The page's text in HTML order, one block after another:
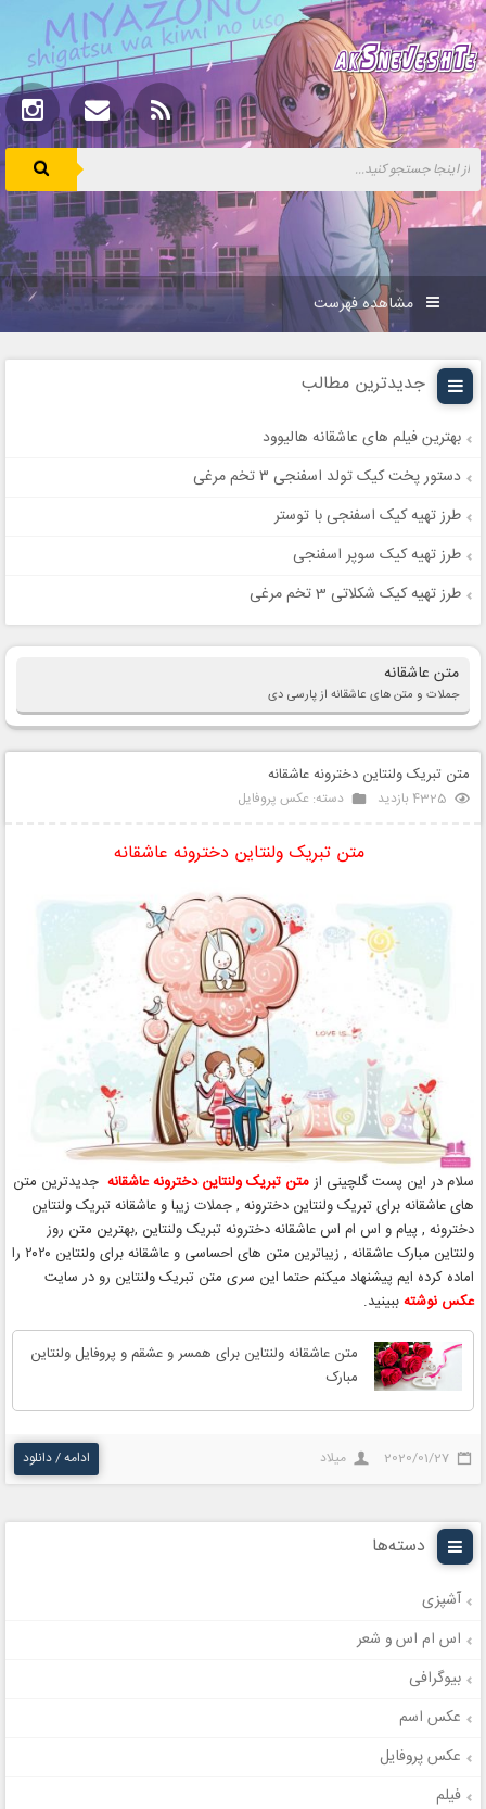
مشاهده فهرست
جدیدترین مطالب
بهترین فیلم های عاشقانه هالیوود
دستور پخت کیک تولد اسفنجی ۳ تخم مرغی
طرز تهیه کیک اسفنجی با توستر
طرز تهیه کیک سوپر اسفنجی
طرز تهیه کیک شکلاتی 3 تخم مرغی
متن عاشقانه
جملات و متن های عاشقانه از پارسی دی
متن تبریک ولنتاین دخترونه عاشقانه
4325 بازدید دسته: عکس پروفایل
متن تبریک ولنتاین دخترونه عاشقانه
سلام در این پست گلچینی از متن تبریک ولنتاین دخترونه عاشقانه جدیدترین متن
های عاشقانه برای تبریک ولنتاین دخترونه , جملات زیبا و عاشقانه تبریک ولنتاین
دخترونه , پیام و اس ام اس عاشقانه دخترونه تبریک ولنتاین ,بهترین متن روز
ولنتاین مبارک عاشقانه , زیباترین متن های احساسی و عاشقانه برای ولنتاین ۲۰۲۰ را
اماده کرده ایم پیشنهاد میکنم حتما این سری متن تبریک ولنتاین رو در سایت
عکس نوشته ببینید.
متن عاشقانه ولنتاین برای همسر و عشقم و پروفایل ولنتاین
مبارک
2020/01/27 میلاد ادامه / دانلود
دسته‌ها
آشپزی
اس ام اس و شعر
بیوگرافی
عکس اسم
عکس پروفایل
فیلم